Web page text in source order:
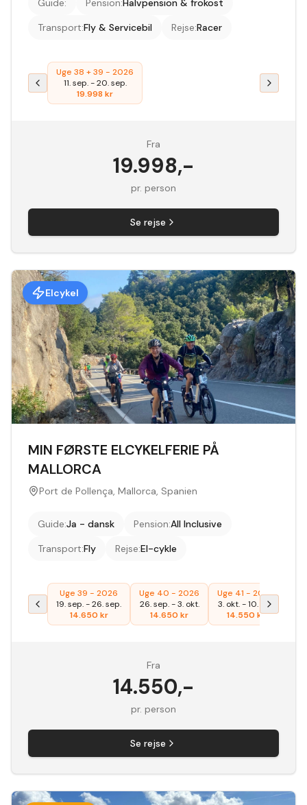
Guide: Pension:Halvpension & frokost
Transport:Fly & Servicebil Rejse:Racer
Uge 38 + 39 - 2026
11. sep.-20. sep.
19.998 kr
Fra
19.998,-
pr. person
Se rejse
Elcykel
MIN FØRSTE ELCYKELFERIE PÅ
MALLORCA
Port de Pollença, Mallorca, Spanien
Guide:Ja - dansk Pension:All Inclusive
Transport:Fly Rejse:El-cykle
Uge 39 - 2026
19. sep.-26. sep.
14.650 kr
Uge 40 - 2026
26. sep.-3. okt.
14.650 kr
Uge 41 - 2026
3. okt.-10. okt.
14.550 kr
Fra
14.550,-
pr. person
Se rejse